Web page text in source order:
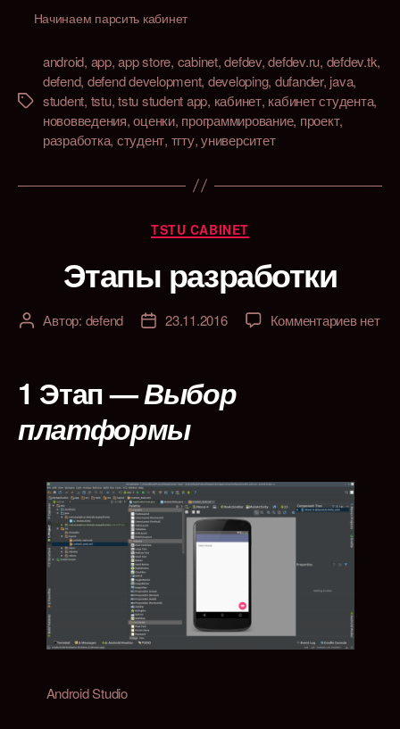
Начинаем парсить кабинет
Метки
android, app,app store, cabinet,defdev,defdev.ru, defdev.tk,
defend, defend development, developing, dufander, java,
student, tstu,tstu student app, кабинет, кабинет студента,
нововведения,оценки, программирование, проект,
разработка, студент, тгту,университет
Рубрики
TSTU CABINET
Этапы разработки
АвторАвтор: defend
Дата23.11.2016 Комментариевк
нет
1 Этап—Выбор
платформы
Android Studio